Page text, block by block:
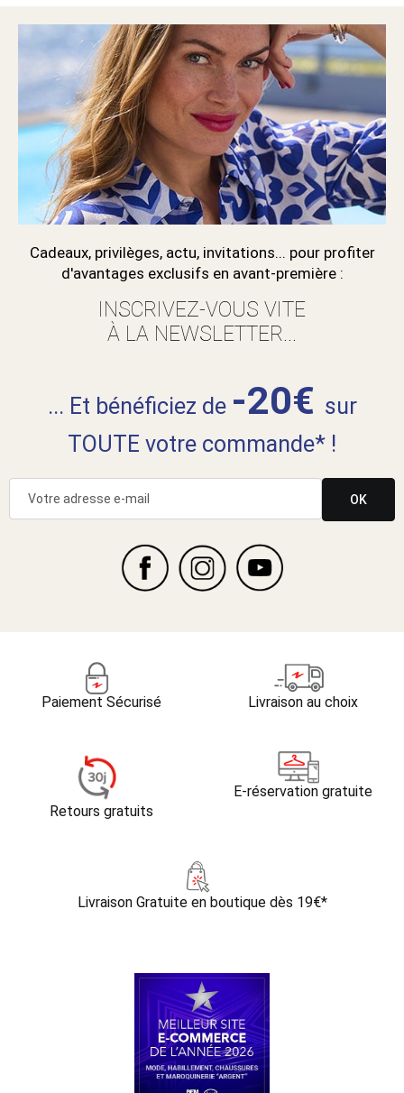
Cadeaux, privilèges, actu, invitations... pour profiter
d'avantages exclusifs en avant-première :
INSCRIVEZ-VOUS VITE
À LA NEWSLETTER...
... Et bénéficiez de -20€ sur
TOUTE votre commande* !
OK
Paiement Sécurisé Livraison au choix
Retours gratuits
E-réservation gratuite
Livraison Gratuite en boutique dès 19€*